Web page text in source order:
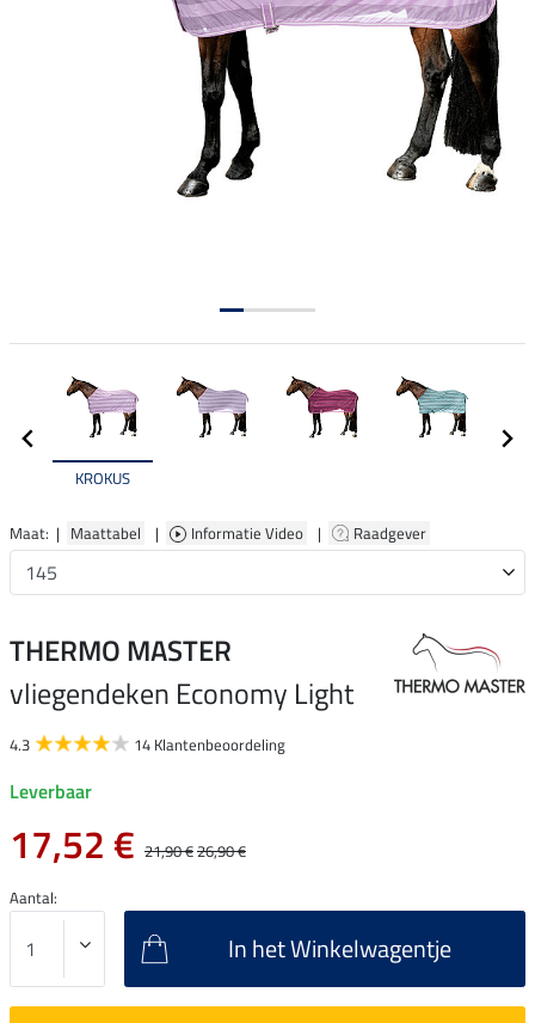
KROKUS
Maat: | Maattabel | Informatie Video | Raadgever
THERMO MASTER
vliegendeken Economy Light
4.3 14 Klantenbeoordeling
Leverbaar
17,52 € 21,90 €26,90 €
Aantal:
In het Winkelwagentje